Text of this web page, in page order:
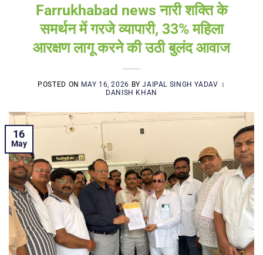
Farrukhabad news नारी शक्ति के
समर्थन में गरजे व्यापारी, 33% महिला
आरक्षण लागू करने की उठी बुलंद आवाज
POSTED ON MAY 16, 2026 BYJAIPAL SINGH YADAV ।
DANISH KHAN
16
May